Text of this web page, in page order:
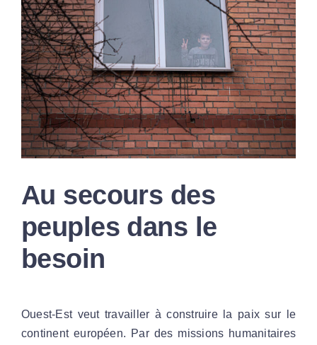
Au secours des
peuples dans le
besoin
Ouest-Est veut travailler à construire la paix sur le
continent européen. Par des missions humanitaires